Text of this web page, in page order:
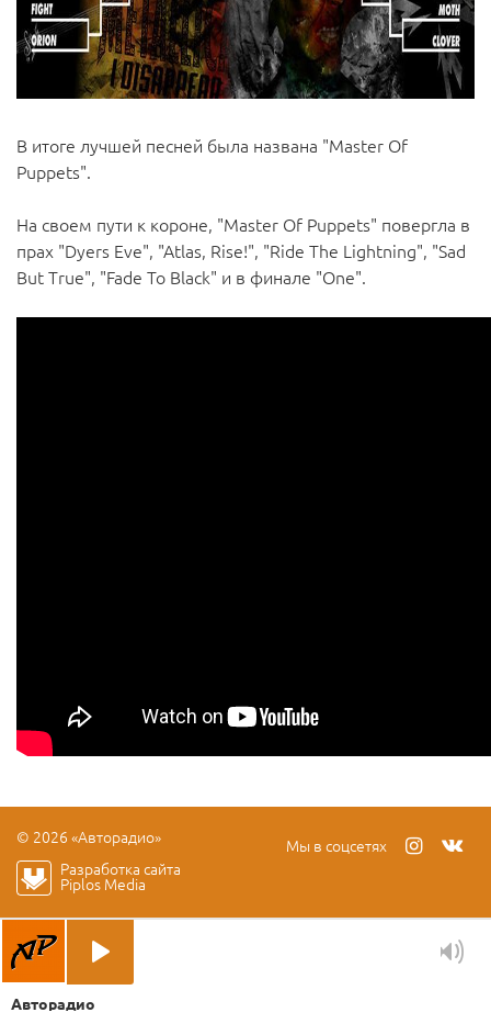
В итоге лучшей песней была названа "Master Of
Puppets".
На своем пути к короне, "Master Of Puppets" повергла в
прах "Dyers Eve", "Atlas, Rise!", "Ride The Lightning", "Sad
But True", "Fade To Black" и в финале "One".
© 2026 «Авторадио»
Мы в соцсетях
Разработка сайта
Piplos Media
Авторадио